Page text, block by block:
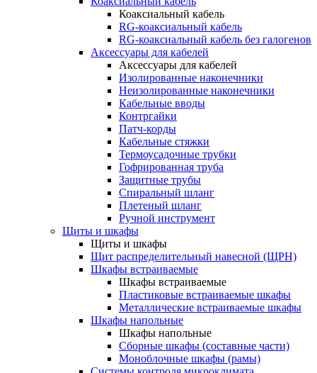
Коаксиальный кабель
RG-коаксиальный кабель
RG-коаксиальный кабель без галогенов
Аксессуары для кабелей
Аксессуары для кабелей
Изолированные наконечники
Неизолированные наконечники
Кабельные вводы
Контргайки
Патч-корды
Кабельные стяжки
Термоусадочные трубки
Гофрированная труба
Защитные трубы
Спиральный шланг
Плетеный шланг
Ручной инструмент
Щиты и шкафы
Щиты и шкафы
Щит распределительный навесной (ЩРН)
Шкафы встраиваемые
Шкафы встраиваемые
Пластиковые встраиваемые шкафы
Металлические встраиваемые шкафы
Шкафы напольные
Шкафы напольные
Сборные шкафы (составные части)
Моноблочные шкафы (рамы)